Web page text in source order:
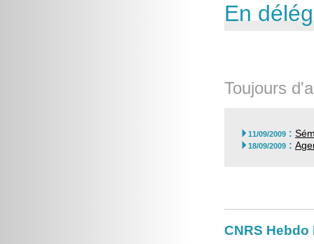
En
Toujours
11/09/2009 :
18/09/2009 :
CNRS